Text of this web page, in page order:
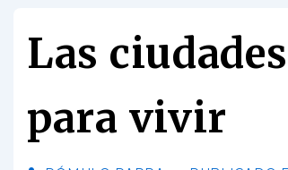
Las
para vivir